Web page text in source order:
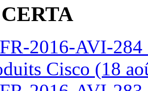
2016-AVI-
Cisco (18